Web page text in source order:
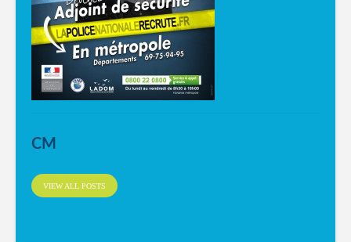
CM
VIEW ALL POSTS